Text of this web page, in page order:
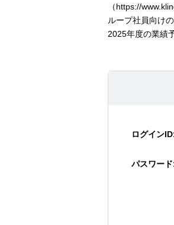
（https://
ループ社員向け
2025年度の業績
ログイン
パスワー